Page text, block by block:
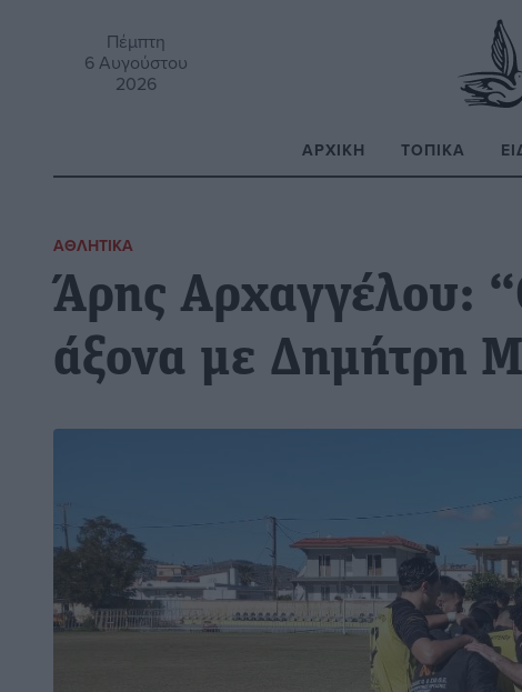
Πέμπτη
6 Αυγούστου
2026
ΑΡΧΙΚΉ ΤΟΠΙΚΆ
ΑΘΛΗΤΙΚΆ
Άρης Αρχαγγέλου:
άξονα με Δημήτρη